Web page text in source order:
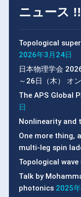
ニュース
Topological
2026年3月24日
日本物理学会
～26日（木） オ
The APS Global
日
Nonlinearity and
One more thing,
multi-leg spin
Topological wave
Talk by
photonics 2025